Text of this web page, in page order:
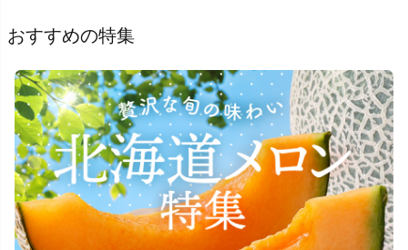
おすすめの特集